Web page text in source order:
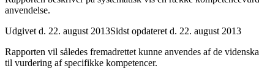
anvendelse.
Udgivet d. 22. august 2013Sidst opdateret d. 22. august 2013
Rapporten vil således fremadrettet kunne anvendes af de
til vurdering af specifikke kompetencer.